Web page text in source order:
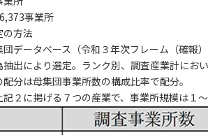
事業所
の方法
団データベース（令和３年次フレーム（確
抽出により選定。ランク別、調査産業計にお
分は母集団事業所数の構成比率で配分。
２に掲げる７つの産業で、事業所規模は１